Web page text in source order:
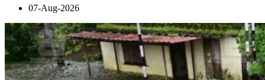
07-Aug-2026